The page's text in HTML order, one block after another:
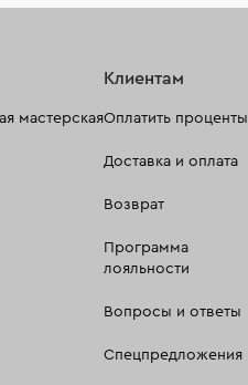
мастерская
Клиентам
Оплатить проценты
Доставка и оплата
Возврат
Программа
лояльности
Вопросы и ответы
Спецпредложения